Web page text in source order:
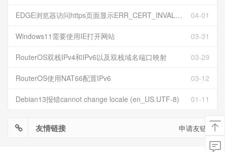
04-01
EDGE浏览器访问https页面显示ERR_CERT_INVALID且无法跳过继续访问
03-31
Windows11需要使用IE打开网站
03-29
RouterOS双栈IPv4和IPv6以及双栈域名端口映射
03-12
RouterOS使用NAT66配置IPv6
01-11
Debian13报错cannot change locale (en_US.UTF-8)
友情链接 申请友链